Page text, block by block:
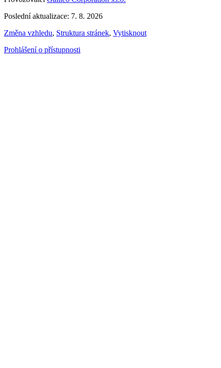
Poslední aktualizace: 7. 8. 2026
Změna vzhledu, Struktura stránek, Vytisknout
Prohlášení o přístupnosti